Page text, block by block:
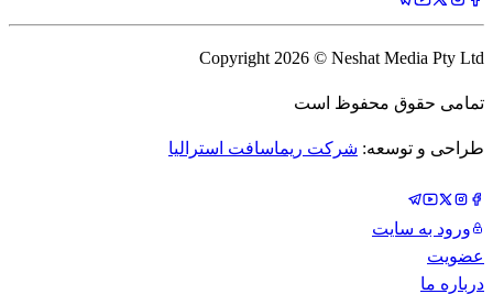
Copyright 2026 © Neshat Media Pty Ltd
تمامی حقوق محفوظ است
طراحی و توسعه: شرکت ریماسافت استرالیا
ورود به سایت
عضویت
درباره ما